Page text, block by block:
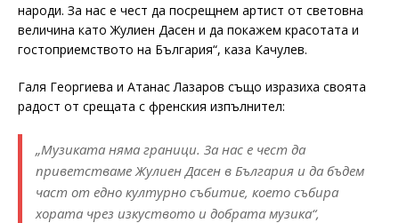
народи. За нас е чест да посрещнем артист от световна
величина като Жулиен Дасен и да покажем красотата и
гостоприемството на България“, каза Качулев.
Галя Георгиева и Атанас Лазаров също изразиха своята
радост от срещата с френския изпълнител:
„Музиката няма граници. За нас е чест да
приветстваме Жулиен Дасен в България и да бъдем
част от едно културно събитие, което събира
хората чрез изкуството и добрата музика“,